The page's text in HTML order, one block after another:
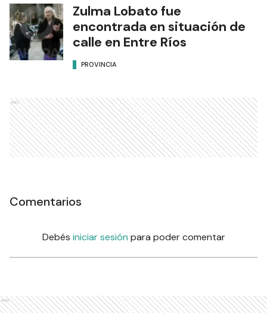
Zulma Lobato fue
encontrada en situación de
calle en Entre Ríos
PROVINCIA
Ads
Comentarios
Debés iniciar sesión para poder comentar
Ads